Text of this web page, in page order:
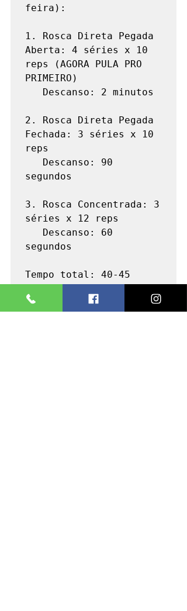
feira):
1. Rosca Direta Pegada
Aberta: 4 séries x 10
reps (AGORA PULA PRO
PRIMEIRO)
2. Rosca Direta Pegada
Fechada: 3 séries x 10
reps
segundos
3. Rosca Concentrada: 3
séries x 12 reps
segundos
Tempo total: 40-45
O que esperar: +0.5cm de largura, primeiras